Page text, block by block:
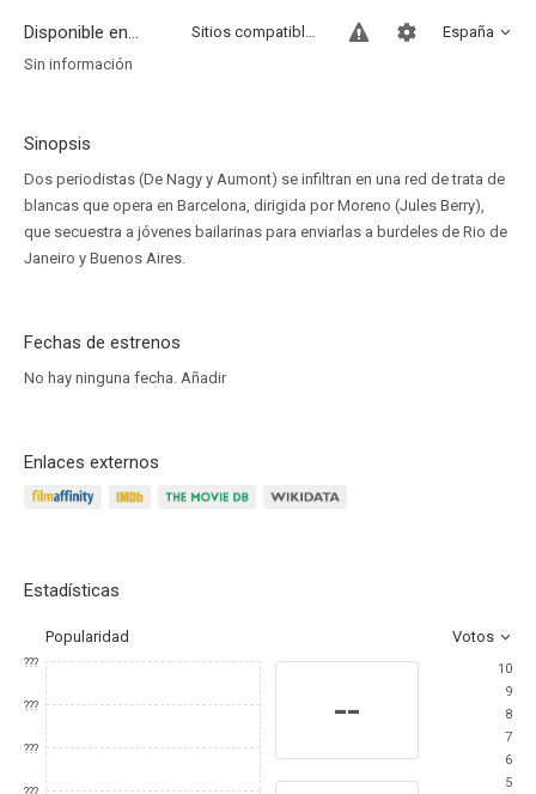
Disponible en... España
Sitios compatibles
Sin información
Sinopsis
Dos periodistas (De Nagy y Aumont) se infiltran en una red de trata de
blancas que opera en Barcelona, dirigida por Moreno (Jules Berry),
que secuestra a jóvenes bailarinas para enviarlas a burdeles de Rio de
Janeiro y Buenos Aires.
Fechas de estrenos
No hay ninguna fecha. Añadir
Enlaces externos
Estadísticas
Popularidad Votos
???
???
???
--
10
9
8
7
6
5